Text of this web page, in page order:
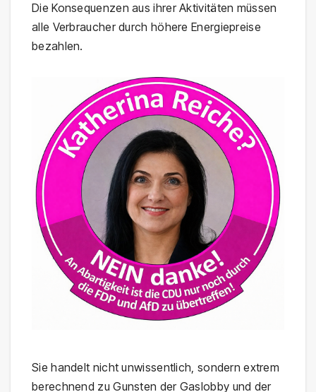
Die Konsequenzen aus ihrer Aktivitäten müssen
alle Verbraucher durch höhere Energiepreise
bezahlen.
Sie handelt nicht unwissentlich, sondern extrem
berechnend zu Gunsten der Gaslobby und der